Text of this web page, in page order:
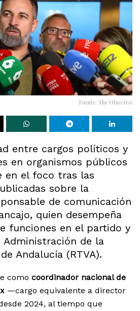
Fuente: The Objective
entre cargos políticos y
en organismos públicos
en el foco tras las
sobre la
de comunicación
quien desempeña
funciones en el partido y
Administración de la
Andalucía (RTVA).
como coordinador nacional de
—cargo equivalente a director
2024, al tiempo que